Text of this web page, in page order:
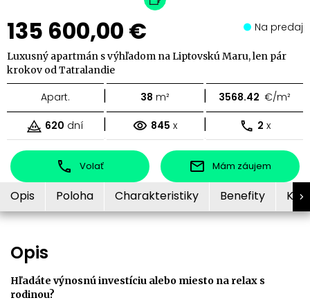
135 600,00 € Na predaj
Luxusný apartmán s výhľadom na Liptovskú Maru, len pár
krokov od Tatralandie
Apart. | 38 m² | 3568.42 €/m²
620 dní | 845 x | 2 x
Volať Mám záujem
Opis Poloha Charakteristiky Benefity
Opis
Hľadáte výnosnú investíciu alebo miesto na relax s
rodinou?